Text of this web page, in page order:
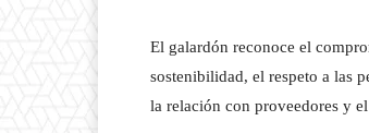
El galardón reconoce el
sostenibilidad, el respeto a las
la relación con proveedores y